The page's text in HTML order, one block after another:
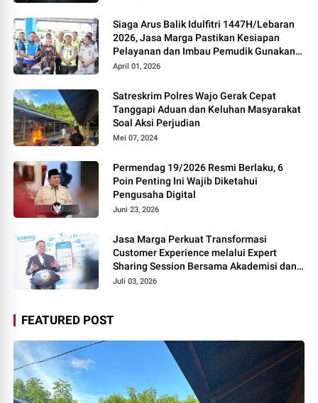
Siaga Arus Balik Idulfitri 1447H/Lebaran
2026, Jasa Marga Pastikan Kesiapan
Pelayanan dan Imbau Pemudik Gunakan
Rest Area Alternatif
April 01, 2026
Satreskrim Polres Wajo Gerak Cepat
Tanggapi Aduan dan Keluhan Masyarakat
Soal Aksi Perjudian
Mei 07, 2024
Permendag 19/2026 Resmi Berlaku, 6
Poin Penting Ini Wajib Diketahui
Pengusaha Digital
Juni 23, 2026
Jasa Marga Perkuat Transformasi
Customer Experience melalui Expert
Sharing Session Bersama Akademisi dan
Praktisi
Juli 03, 2026
FEATURED POST